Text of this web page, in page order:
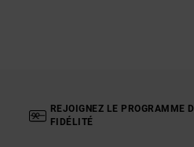
REJOIGNEZ LE PROGRAMME
FIDÉLITÉ